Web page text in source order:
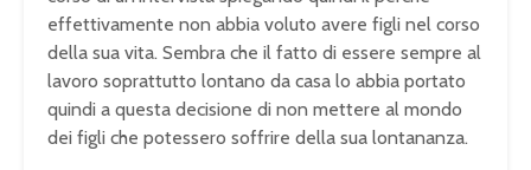
effettivamente non abbia voluto avere figli nel corso
della sua vita. Sembra che il fatto di essere sempre al
lavoro soprattutto lontano da casa lo abbia portato
quindi a questa decisione di non mettere al mondo
dei figli che potessero soffrire della sua lontananza.